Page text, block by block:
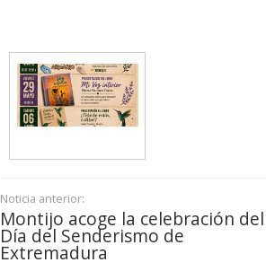
Noticia anterior:
Montijo acoge la celebración del
Día del Senderismo de
Extremadura